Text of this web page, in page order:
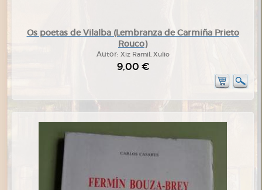
Os poetas de Vilalba (Lembranza de Carmiña Prieto
Rouco)
Autor: Xiz Ramil, Xulio
9,00 €